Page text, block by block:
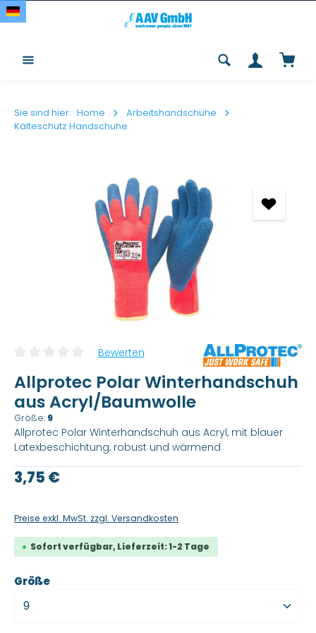
Zum Hauptinhalt springen
Sie sind hier: Home
Arbeitshandschuhe
Kälteschutz Handschuhe
Bildergalerie überspringen
Durchschnittliche Bewertung von 0 von 5 Sternen
Bewerten
Allprotec Polar Winterhandschuh
aus Acryl/Baumwolle
Größe: 9
Allprotec Polar Winterhandschuh aus Acryl, mit blauer
Latexbeschichtung, robust und wärmend
Regulärer Preis:
3,75 €
Preise exkl. MwSt. zzgl. Versandkosten
Sofort verfügbar, Lieferzeit: 1-2 Tage
Größeauswählen